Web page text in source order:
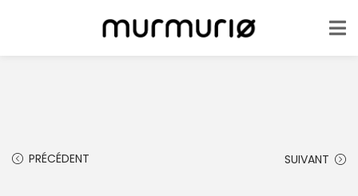
PRÉCÉDENT SUIVANT